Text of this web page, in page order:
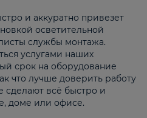
и аккуратно привезет
осветительной
службы монтажа.
услугами наших
срок на оборудование
что лучше доверить работу
сделают всё быстро и
доме или офисе.